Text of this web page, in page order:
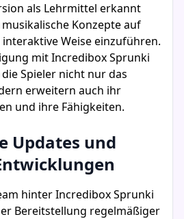
als Lehrmittel erkannt
Konzepte auf
Weise einzuführen.
mit Incredibox Sprunki
Spieler nicht nur das
erweitern auch ihr
und ihre Fähigkeiten.
Updates und
hinter Incredibox Sprunki
Bereitstellung regelmäßiger